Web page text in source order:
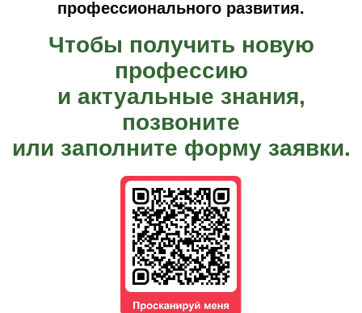
профессионального развития.
Чтобы получить новую
профессию
и актуальные знания,
позвоните
или заполните форму заявки.